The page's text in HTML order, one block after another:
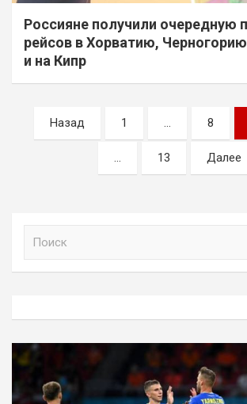
Россияне получили очередную
рейсов в Хорватию,
и на Кипр
Пагинация
записей
Назад 1 … 8
… 13 Далее